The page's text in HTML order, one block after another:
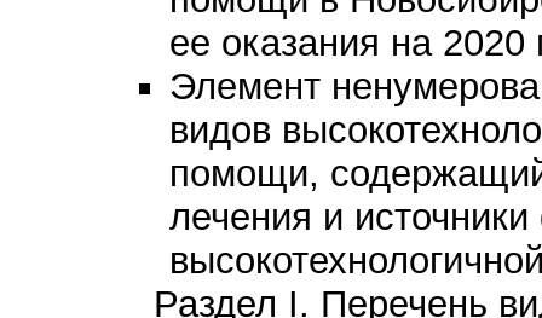
ее оказания на 2020
Элемент
видов
помощи,
лечения и
Раздел I. Перечень